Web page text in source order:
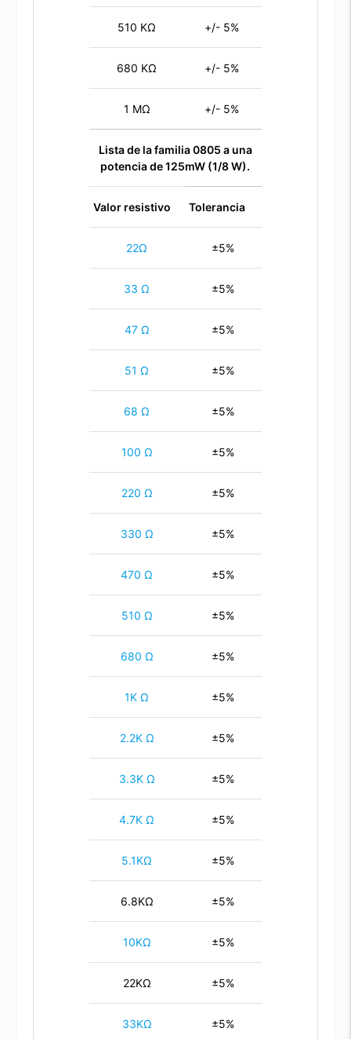
510 KΩ +/- 5%
680 KΩ +/- 5%
1 MΩ +/- 5%
Lista de la familia 0805 a una
potencia de 125mW (1/8 W).
Valor resistivo Tolerancia
22Ω ±5%
33 Ω ±5%
47 Ω ±5%
51 Ω ±5%
68 Ω ±5%
100 Ω ±5%
220 Ω ±5%
330 Ω ±5%
470 Ω ±5%
510 Ω ±5%
680 Ω ±5%
1K Ω ±5%
2.2K Ω ±5%
3.3K Ω ±5%
4.7K Ω ±5%
5.1KΩ ±5%
6.8KΩ ±5%
10KΩ ±5%
22KΩ ±5%
33KΩ ±5%